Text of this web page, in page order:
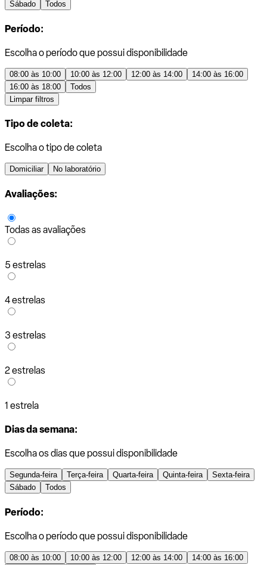
Sábado
Todos
Período:
Escolha o período que possui disponibilidade
08:00 às 10:00 10:00 às 12:00 12:00 às 14:00
14:00 às 16:00
16:00 às 18:00
Todos
Limpar filtros
Tipo de coleta:
Escolha o tipo de coleta
Domiciliar No laboratório
Avaliações:
Todas as avaliações
5 estrelas
4 estrelas
3 estrelas
2 estrelas
1 estrela
Dias da semana:
Escolha os dias que possui disponibilidade
Segunda-feira Terça-feira Quarta-feira Quinta-feira
Sexta-feira
Sábado
Todos
Período:
Escolha o período que possui disponibilidade
08:00 às 10:00 10:00 às 12:00 12:00 às 14:00
14:00 às 16:00